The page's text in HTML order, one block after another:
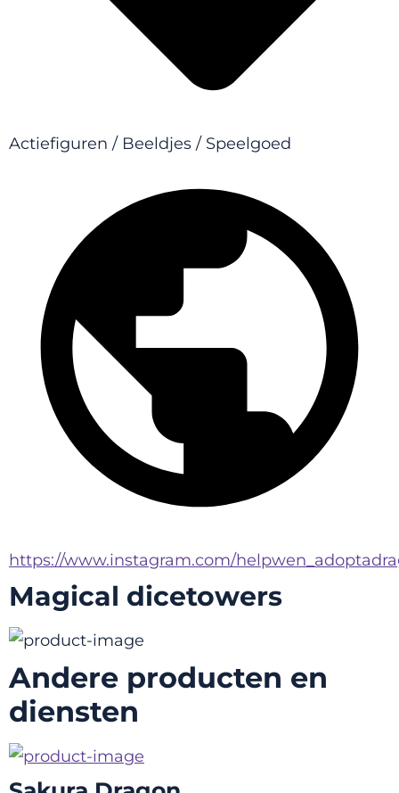
Actiefiguren / Beeldjes / Speelgoed
https://www.instagram.com/
Magical dicetowers
Andere producten en
diensten